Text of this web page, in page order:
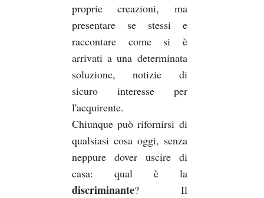
proprie creazioni, ma
presentare se stessi e
raccontare come si è
arrivati a una determinata
soluzione, notizie di
sicuro interesse per
l'acquirente.
Chiunque può rifornirsi di
qualsiasi cosa oggi, senza
neppure dover uscire di
casa: qual è la
discriminante? Il